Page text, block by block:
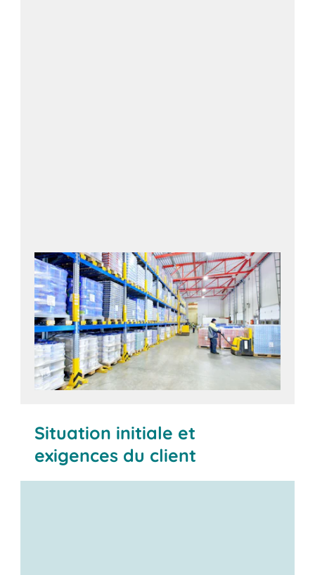
Situation initiale et
exigences du client